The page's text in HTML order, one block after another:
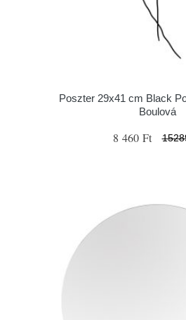
Poszter 29x41 cm Black
Boulová
8 460 Ft